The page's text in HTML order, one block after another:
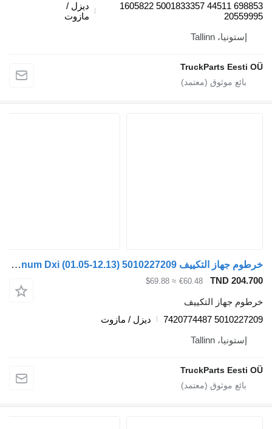
698853 44511 5001833357 1605822
20559995
ديزل /
مازوت
إستونيا، Tallinn
TruckParts Eesti OÜ
خرطوم جهاز التكييف Renault Magnum Dxi (01.05-12.13) 5010227209 لـ السيارات القاطرة Renault Magnum (1990-2014)
TND 204.700
€60.48
≈ $69.88
خرطوم جهاز التكييف
5010227209 7420774487
ديزل / مازوت
إستونيا، Tallinn
TruckParts Eesti OÜ